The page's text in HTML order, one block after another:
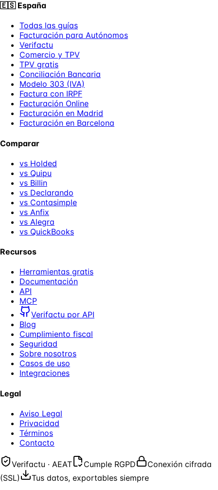
🇪🇸 España
Todas las guías
Facturación para Autónomos
Verifactu
Comercio y TPV
TPV gratis
Conciliación Bancaria
Modelo 303 (IVA)
Factura con IRPF
Facturación Online
Facturación en Madrid
Facturación en Barcelona
Comparar
vs Holded
vs Quipu
vs Billin
vs Declarando
vs Contasimple
vs Anfix
vs Alegra
vs QuickBooks
Recursos
Herramientas gratis
Documentación
API
MCP
Verifactu por API
Blog
Cumplimiento fiscal
Seguridad
Sobre nosotros
Casos de uso
Integraciones
Legal
Aviso Legal
Privacidad
Términos
Contacto
Verifactu · AEAT Cumple RGPD
Conexión cifrada
(SSL)
Tus datos, exportables siempre